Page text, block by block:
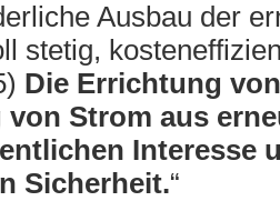
Ausbau der
stetig,
Die Errichtung
von Strom aus
Interesse
Sicherheit.“